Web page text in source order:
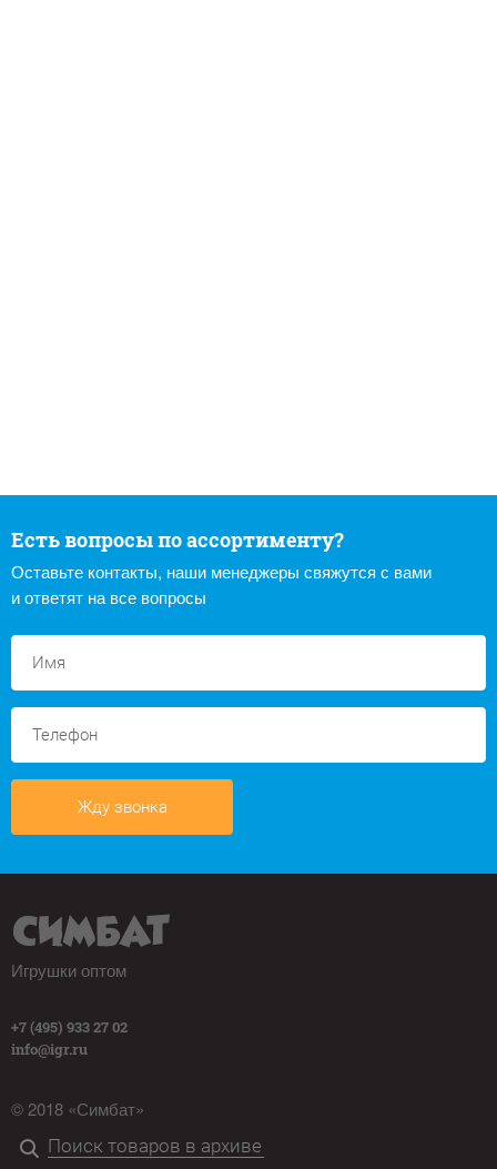
Есть вопросы по ассортименту?
Оставьте контакты, наши менеджеры свяжутся с вами
и ответят на все вопросы
Жду звонка
Игрушки оптом
+7 (495) 933 27 02
info@igr.ru
© 2018 «Симбат»